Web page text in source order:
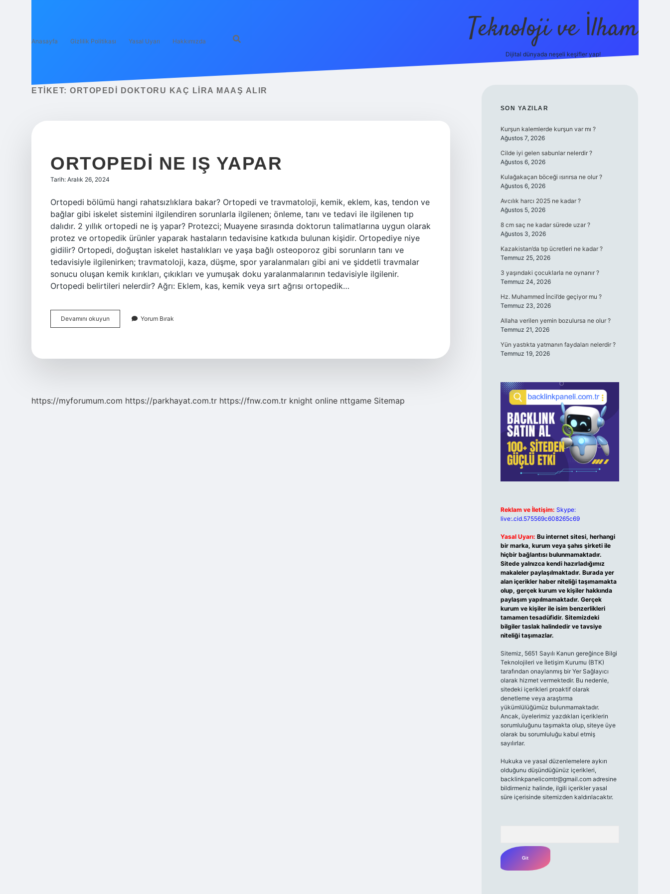
Anasayfa Gizlilik Politikası Yasal Uyarı Hakkımızda Teknoloji ve İlham
Dijital dünyada neşeli keşifler yap!
ETIKET: ORTOPEDI DOKTORU KAÇ LIRA MAAŞ ALIR
ORTOPEDI NE IŞ YAPAR
Tarih: Aralık 26, 2024
Ortopedi bölümü hangi rahatsızlıklara bakar? Ortopedi ve travmatoloji, kemik, eklem, kas, tendon ve
bağlar gibi iskelet sistemini ilgilendiren sorunlarla ilgilenen; önleme, tanı ve tedavi ile ilgilenen tıp
dalıdır. 2 yıllık ortopedi ne iş yapar? Protezci; Muayene sırasında doktorun talimatlarına uygun olarak
protez ve ortopedik ürünler yaparak hastaların tedavisine katkıda bulunan kişidir. Ortopediye niye
gidilir? Ortopedi, doğuştan iskelet hastalıkları ve yaşa bağlı osteoporoz gibi sorunların tanı ve
tedavisiyle ilgilenirken; travmatoloji, kaza, düşme, spor yaralanmaları gibi ani ve şiddetli travmalar
sonucu oluşan kemik kırıkları, çıkıkları ve yumuşak doku yaralanmalarının tedavisiyle ilgilenir.
Ortopedi belirtileri nelerdir? Ağrı: Eklem, kas, kemik veya sırt ağrısı ortopedik…
Devamını okuyun Ortopedi
Ne
Yorum Bırak
https://myforumum.com https://parkhayat.com.tr https://fnw.com.tr knight online nttgame Sitemap
SIDEBAR
SON YAZILAR
Kurşun kalemlerde kurşun var mı ?
Ağustos 7, 2026
Cilde iyi gelen sabunlar nelerdir ?
Ağustos 6, 2026
Kulağakaçan böceği ısırırsa ne olur ?
Ağustos 6, 2026
Avcılık harcı 2025 ne kadar ?
Ağustos 5, 2026
8 cm saç ne kadar sürede uzar ?
Ağustos 3, 2026
Kazakistan’da tıp ücretleri ne kadar ?
Temmuz 25, 2026
3 yaşındaki çocuklarla ne oynanır ?
Temmuz 24, 2026
Hz. Muhammed İncil’de geçiyor mu ?
Temmuz 23, 2026
Allaha verilen yemin bozulursa ne olur ?
Temmuz 21, 2026
Yün yastıkta yatmanın faydaları nelerdir ?
Temmuz 19, 2026
Reklam ve İletişim: Skype:
live:.cid.575569c608265c69
Yasal Uyarı: Bu internet sitesi, herhangi
bir marka, kurum veya şahıs şirketi ile
hiçbir bağlantısı bulunmamaktadır.
Sitede yalnızca kendi hazırladığımız
makaleler paylaşılmaktadır. Burada yer
alan içerikler haber niteliği taşımamakta
olup, gerçek kurum ve kişiler hakkında
paylaşım yapılmamaktadır. Gerçek
kurum ve kişiler ile isim benzerlikleri
tamamen tesadüfidir. Sitemizdeki
bilgiler taslak halindedir ve tavsiye
niteliği taşımazlar.
Sitemiz, 5651 Sayılı Kanun gereğince Bilgi
Teknolojileri ve İletişim Kurumu (BTK)
tarafından onaylanmış bir Yer Sağlayıcı
olarak hizmet vermektedir. Bu nedenle,
sitedeki içerikleri proaktif olarak
denetleme veya araştırma
yükümlülüğümüz bulunmamaktadır.
Ancak, üyelerimiz yazdıkları içeriklerin
sorumluluğunu taşımakta olup, siteye üye
olarak bu sorumluluğu kabul etmiş
sayılırlar.
Hukuka ve yasal düzenlemelere aykırı
olduğunu düşündüğünüz içerikleri,
backlinkpanelicomtr@gmail.comadresine
bildirmeniz halinde, ilgili içerikler yasal
süre içerisinde sitemizden kaldırılacaktır.